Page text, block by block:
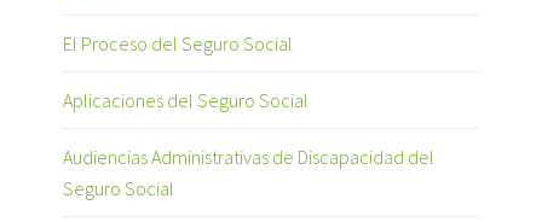
El Proceso del Seguro Social
Aplicaciones del Seguro Social
Audiencias Administrativas de Discapacidad del
Seguro Social